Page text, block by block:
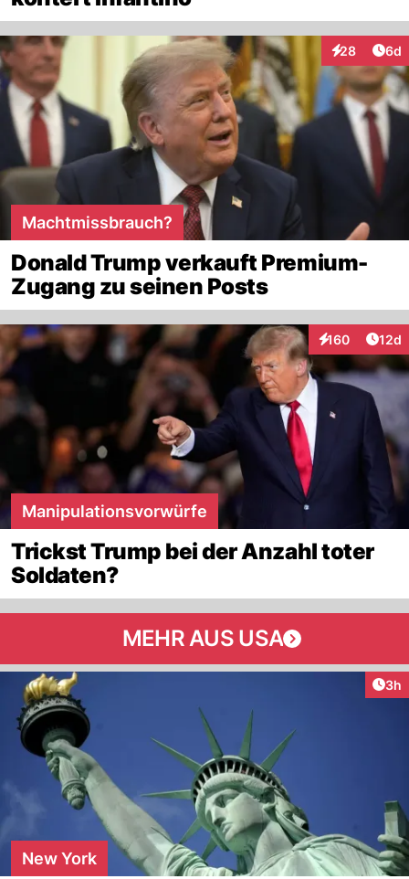
28
Interaktionen
6d
Machtmissbrauch?
Donald Trump verkauft Premium-
Zugang zu seinen Posts
160
Interaktionen
12d
Manipulationsvorwürfe
Trickst Trump bei der Anzahl toter
Soldaten?
MEHR AUS USA
3h
New York